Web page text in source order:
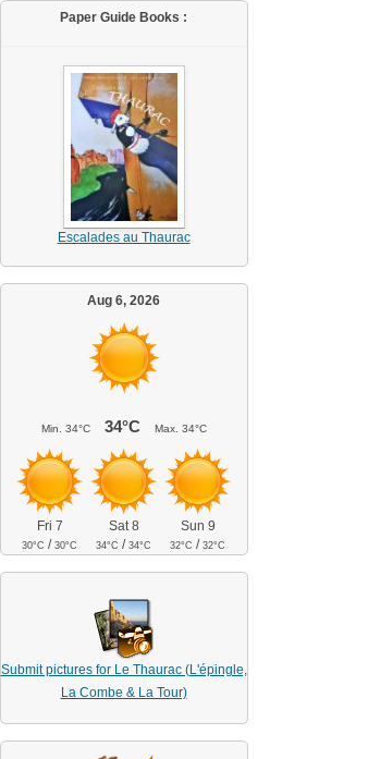
Paper Guide Books :
Escalades au Thaurac
Aug 6, 2026
Min. 34°C 34°C Max. 34°C
Fri 7
30°C /30°C
Sat 8
34°C /34°C
Sun 9
32°C /32°C
Submit pictures for Le Thaurac (L'épingle,
La Combe & La Tour)